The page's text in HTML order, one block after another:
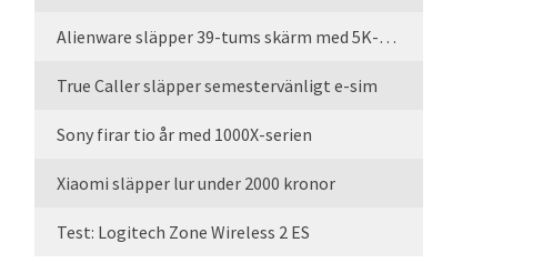
Alienware släpper 39-tums skärm med 5K-upplösning
True Caller släpper semestervänligt e-sim
Sony firar tio år med 1000X-serien
Xiaomi släpper lur under 2000 kronor
Test: Logitech Zone Wireless 2 ES